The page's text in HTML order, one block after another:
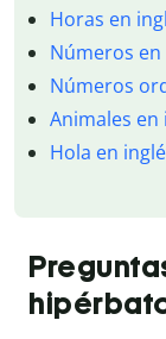
Horas en
Números en
Números
Animales en
Hola en